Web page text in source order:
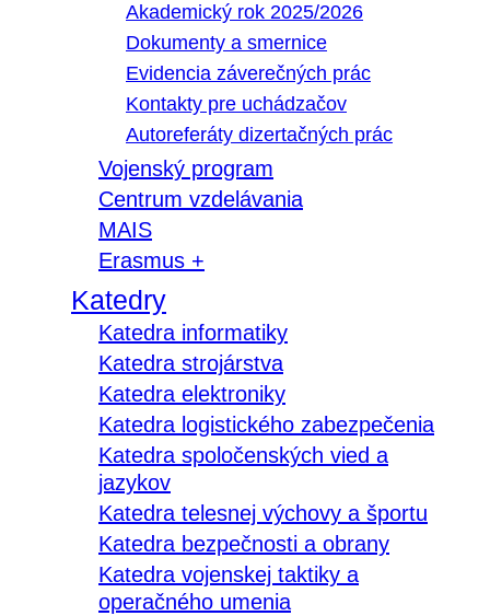
Akademický rok 2025/2026
Dokumenty a smernice
Evidencia záverečných prác
Kontakty pre uchádzačov
Autoreferáty dizertačných prác
Vojenský program
Centrum vzdelávania
MAIS
Erasmus +
Katedry
Katedra informatiky
Katedra strojárstva
Katedra elektroniky
Katedra logistického zabezpečenia
Katedra spoločenských vied a
jazykov
Katedra telesnej výchovy a športu
Katedra bezpečnosti a obrany
Katedra vojenskej taktiky a
operačného umenia